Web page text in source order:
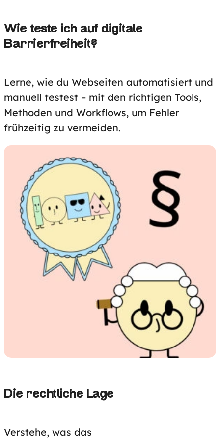
Wie teste ich auf digitale
Barrierfreiheit?
Lerne, wie du Webseiten automatisiert und
manuell testest – mit den richtigen Tools,
Methoden und Workflows, um Fehler
frühzeitig zu vermeiden.
Die rechtliche Lage
Verstehe, was das